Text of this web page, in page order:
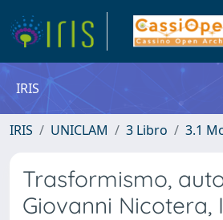
IRIS
IRIS UNICLAM 3 Libro 3.1
Trasformismo,
Giovanni Nicotera,